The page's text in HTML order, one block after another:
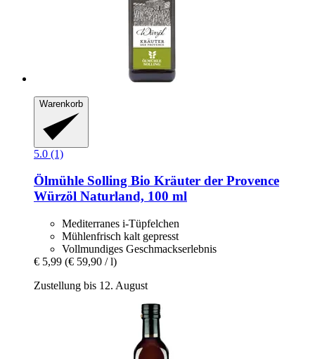
Warenkorb
5.0 (1)
Ölmühle Solling Bio Kräuter der Provence
Würzöl Naturland, 100 ml
Mediterranes i-Tüpfelchen
Mühlenfrisch kalt gepresst
Vollmundiges Geschmackserlebnis
€ 5,99 (€ 59,90 / l)
Zustellung bis 12. August